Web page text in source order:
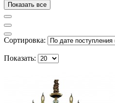
Показать все
Сортировка:
Показать: